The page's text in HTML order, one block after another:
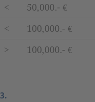
<
50,000.- €
<
100,000.- €
>
100,000.- €
3.